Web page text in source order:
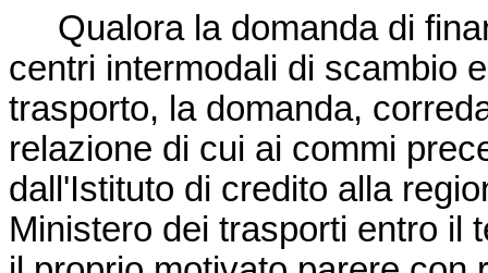
Qualora la domanda di
centri intermodali di scambio
trasporto, la domanda,
relazione di cui ai commi
dall'Istituto di credito alla
Ministero dei trasporti entro il